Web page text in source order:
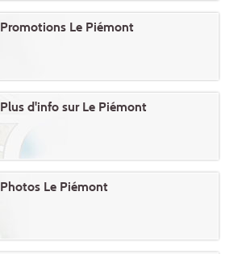
Promotions Le Piémont
Plus d'info sur Le Piémont
Photos Le Piémont